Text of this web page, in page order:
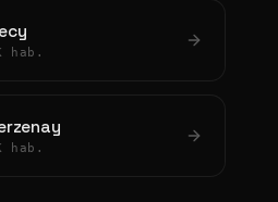
hab.
hab.